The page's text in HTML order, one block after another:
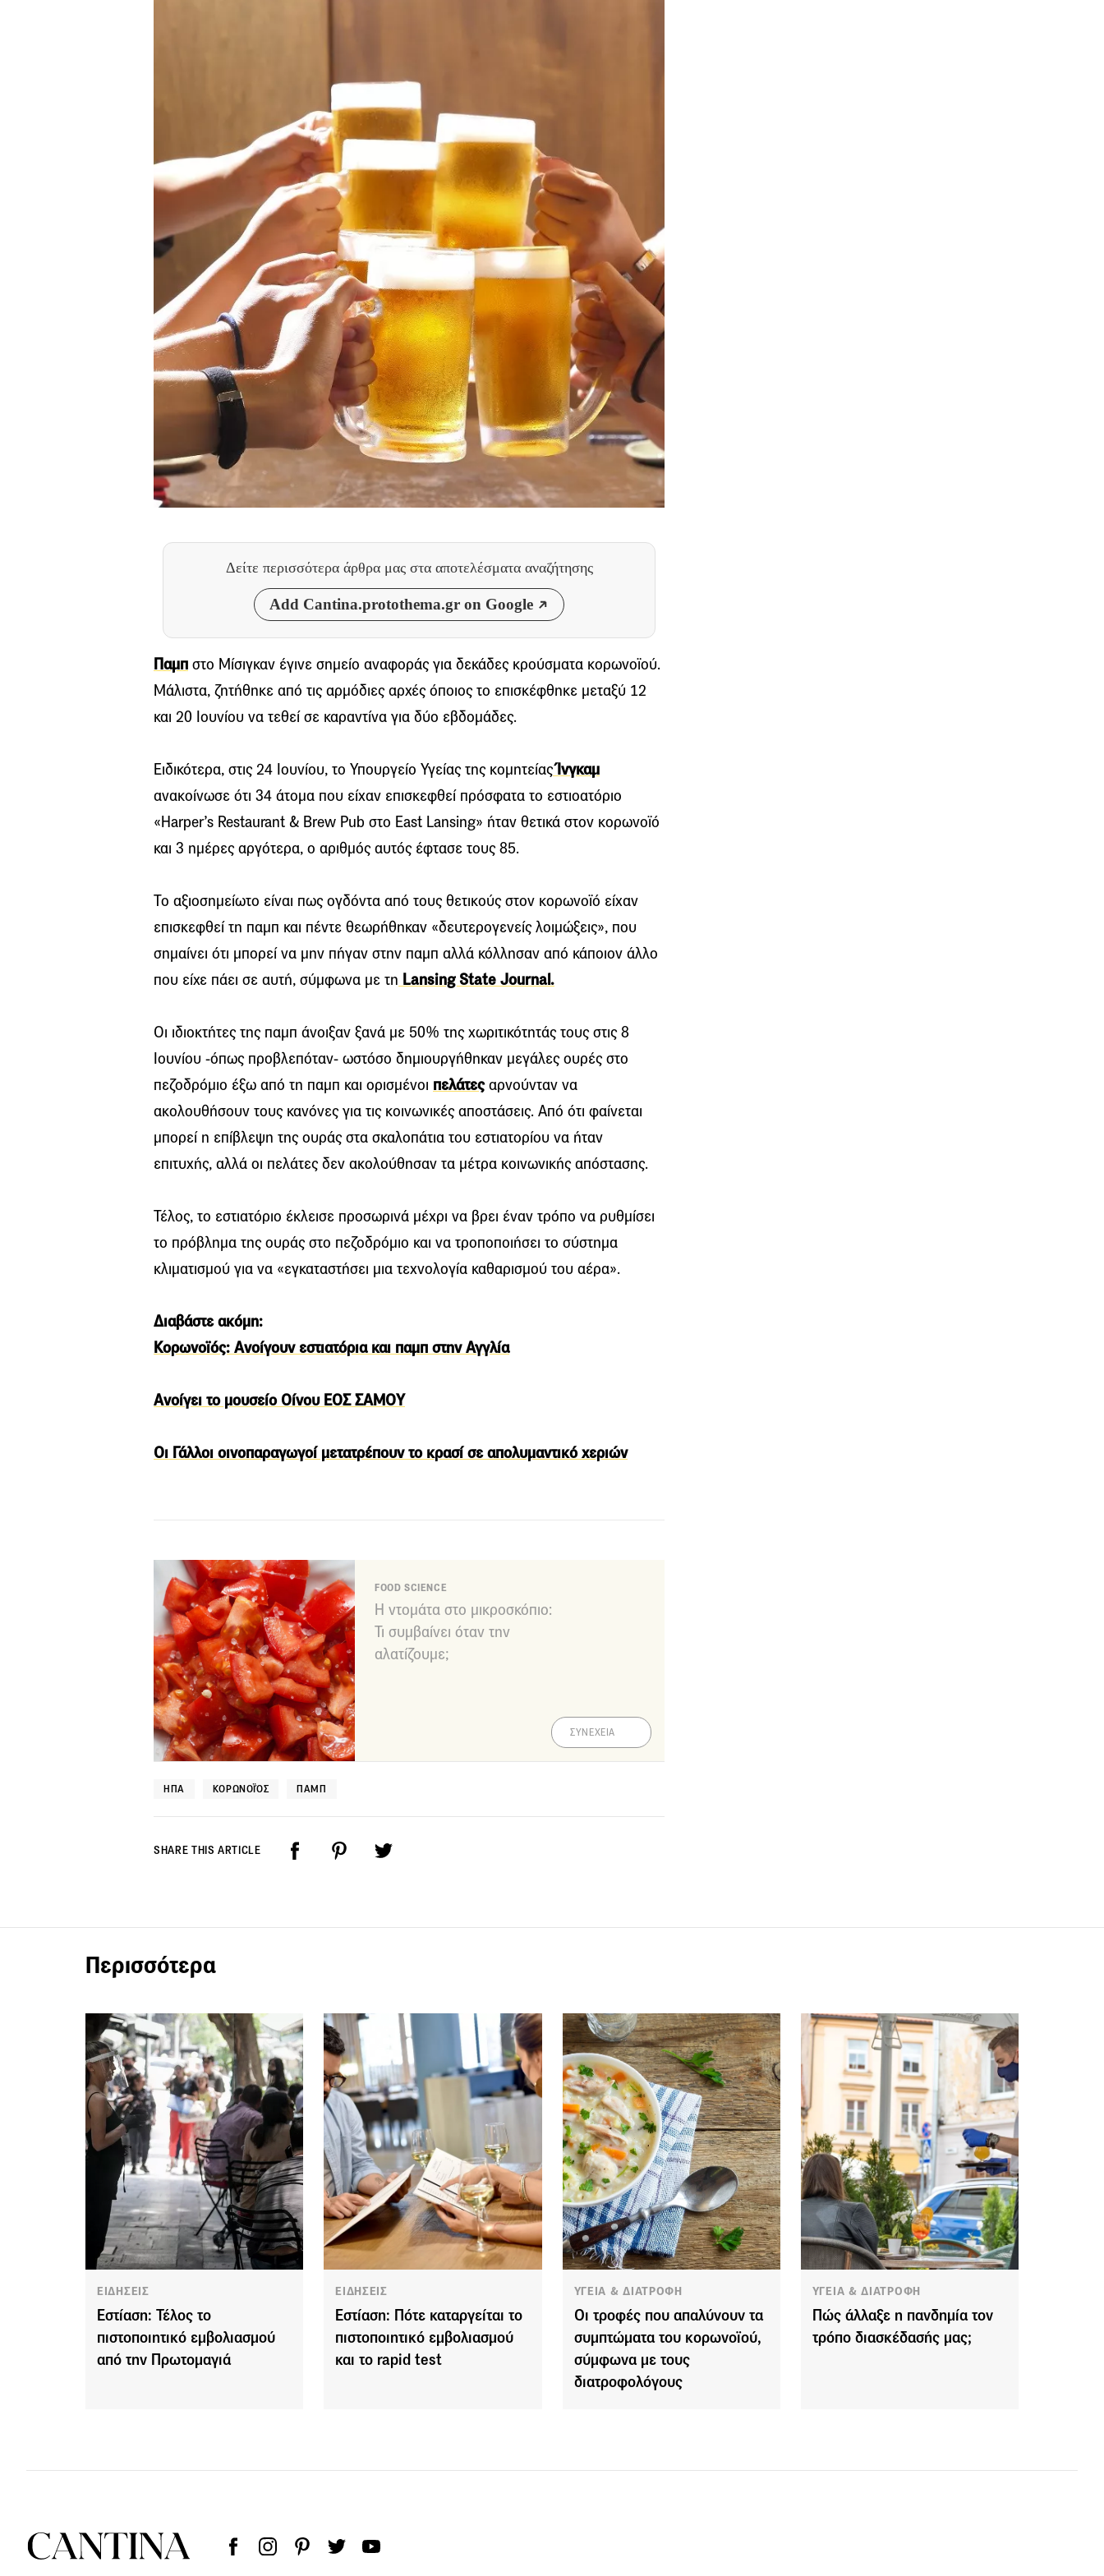
Δείτε περισσότερα άρθρα μας στα αποτελέσματα αναζήτησης
Add Cantina.protothema.gr on Google
Παμπ στο Μίσιγκαν έγινε σημείο αναφοράς για δεκάδες κρούσματα κορωνοϊού.
Μάλιστα, ζητήθηκε από τις αρμόδιες αρχές όποιος το επισκέφθηκε μεταξύ 12
και 20 Ιουνίου να τεθεί σε καραντίνα για δύο εβδομάδες.
Ειδικότερα, στις 24 Ιουνίου, το Υπουργείο Υγείας της κομητείαςΊνγκαμ
ανακοίνωσε ότι 34 άτομα που είχαν επισκεφθεί πρόσφατα το εστιοατόριο
«Harper’s Restaurant & Brew Pub στο East Lansing» ήταν θετικά στον κορωνοϊό
και 3 ημέρες αργότερα, ο αριθμός αυτός έφτασε τους 85.
Το αξιοσημείωτο είναι πως ογδόντα από τους θετικούς στον κορωνοϊό είχαν
επισκεφθεί τη παμπ και πέντε θεωρήθηκαν «δευτερογενείς λοιμώξεις», που
σημαίνει ότι μπορεί να μην πήγαν στην παμπ αλλά κόλλησαν από κάποιον άλλο
που είχε πάει σε αυτή, σύμφωνα με τη Lansing State Journal.
Οι ιδιοκτήτες της παμπ άνοιξαν ξανά με 50% της χωριτικότητάς τους στις 8
Ιουνίου -όπως προβλεπόταν- ωστόσο δημιουργήθηκαν μεγάλες ουρές στο
πεζοδρόμιο έξω από τη παμπ και ορισμένοι πελάτεςαρνούνταν να
ακολουθήσουν τους κανόνες για τις κοινωνικές αποστάσεις. Από ότι φαίνεται
μπορεί η επίβλεψη της ουράς στα σκαλοπάτια του εστιατορίου να ήταν
επιτυχής, αλλά οι πελάτες δεν ακολούθησαν τα μέτρα κοινωνικής απόστασης.
Τέλος, το εστιατόριο έκλεισε προσωρινά μέχρι να βρει έναν τρόπο να ρυθμίσει
το πρόβλημα της ουράς στο πεζοδρόμιο και να τροποποιήσει το σύστημα
κλιματισμού για να «εγκαταστήσει μια τεχνολογία καθαρισμού του αέρα».
Διαβάστε ακόμη:
Κορωνοϊός: Ανοίγουν εστιατόρια και παμπ στην Αγγλία
Ανοίγει το μουσείο Οίνου ΕΟΣ ΣΑΜΟΥ
Οι Γάλλοι οινοπαραγωγοί μετατρέπουν το κρασί σε απολυμαντικό χεριών
FOOD SCIENCE
Η ντομάτα στο μικροσκόπιο:
Τι συμβαίνει όταν την
αλατίζουμε;
ΣΥΝΕΧΕΙΑ
ΗΠΑ ΚΟΡΩΝΟΪΌΣ ΠΑΜΠ
SHARE THIS ARTICLE
Περισσότερα
ΕΙΔΗΣΕΙΣ
Εστίαση: Τέλος το
πιστοποιητικό εμβολιασμού
από την Πρωτομαγιά
ΕΙΔΗΣΕΙΣ
Εστίαση: Πότε καταργείται το
πιστοποιητικό εμβολιασμού
και το rapid test
ΥΓΕΙΑ & ΔΙΑΤΡΟΦΗ
Οι τροφές που απαλύνουν τα
συμπτώματα του κορωνοϊού,
σύμφωνα με τους
διατροφολόγους
ΥΓΕΙΑ & ΔΙΑΤΡΟΦΗ
Πώς άλλαξε η πανδημία τον
τρόπο διασκέδασής μας;